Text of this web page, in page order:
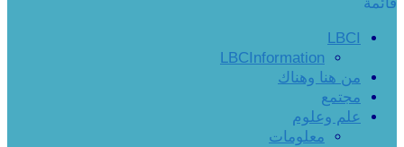
LBCI
LBCInformation
من هنا وهناك
مجتمع
علم وعلوم
معلومات